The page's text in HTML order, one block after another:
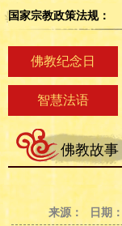
国家宗教政策法规：
佛教纪念日
智慧法语
佛教故事
来源： 日期：